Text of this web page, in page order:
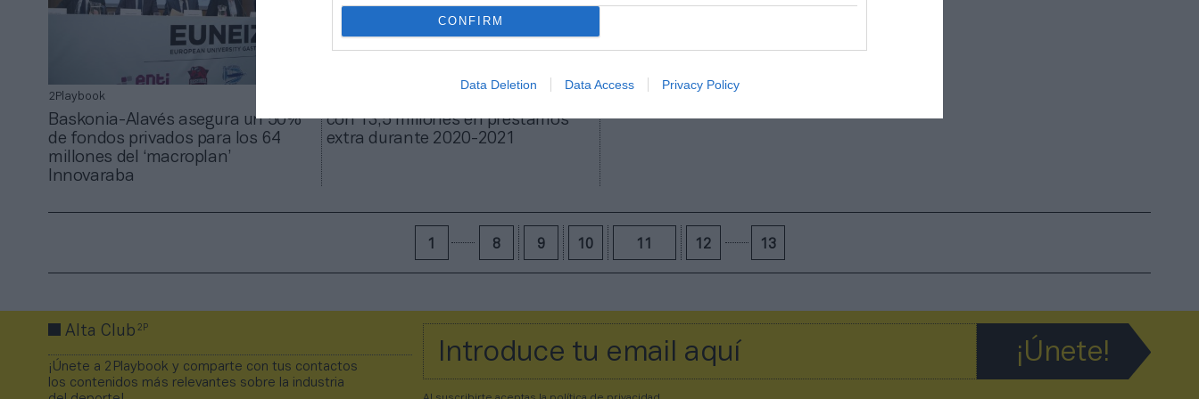
CONFIRM
Data Deletion Data Access Privacy Policy
2Playbook
Baskonia-Alavés asegura un 50%
de fondos privados para los 64
millones del ‘macroplan’
Innovaraba
con 13,5 millones en préstamos
extra durante 2020-2021
8 9 10 12 13
Alta Club2P
¡Únete a 2Playbook y comparte con tus contactos
los contenidos más relevantes sobre la industria